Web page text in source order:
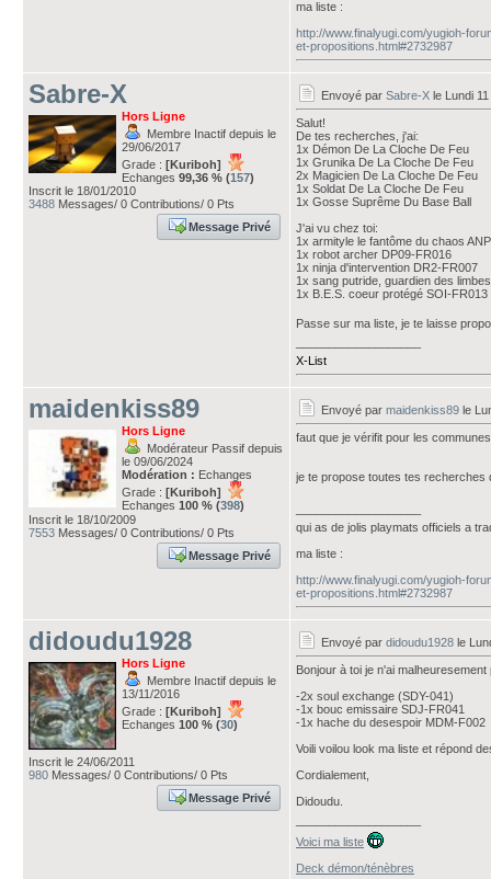
ma liste :
http://www.finalyugi.com/yugioh-
et-propositions.html#2732987
Sabre-X
Hors Ligne
Membre Inactif depuis le
29/06/2017
Grade : [Kuriboh]
Echanges 99,36 % (157)
Inscrit le 18/01/2010
3488 Messages/ 0 Contributions/ 0 Pts
Message Privé
Envoyé par Sabre-X le Lundi
Salut!
De tes recherches, j'ai:
1x Démon De La Cloche De Feu
1x Grunika De La Cloche De Feu
2x Magicien De La Cloche De Feu
1x Soldat De La Cloche De Feu
1x Gosse Suprême Du Base Ball
J'ai vu chez toi:
1x armityle le fantôme du chaos
1x robot archer DP09-FR016
1x ninja d'intervention DR2-FR007
1x sang putride, guardien des
1x B.E.S. coeur protégé SOI-FR013
Passe sur ma liste, je te laisse
X-List
maidenkiss89
Hors Ligne
Modérateur Passif depuis
le 09/06/2024
Modération : Echanges
Grade : [Kuriboh]
Echanges 100 % (398)
Inscrit le 18/10/2009
7553 Messages/ 0 Contributions/ 0 Pts
Message Privé
Envoyé par maidenkiss89 le
faut que je vérifit pour les
je te propose toutes tes recherches
qui as de jolis playmats officiels a
ma liste :
http://www.finalyugi.com/yugioh-
et-propositions.html#2732987
didoudu1928
Hors Ligne
Membre Inactif depuis le
13/11/2016
Grade : [Kuriboh]
Echanges 100 % (30)
Inscrit le 24/06/2011
980 Messages/ 0 Contributions/ 0 Pts
Message Privé
Envoyé par didoudu1928 le
Bonjour à toi je n'ai
-2x soul exchange (SDY-041)
-1x bouc emissaire SDJ-FR041
-1x hache du desespoir MDM-F002
Voili voilou look ma liste et répond
Cordialement,
Didoudu.
Voici ma liste
Deck démon/ténèbres